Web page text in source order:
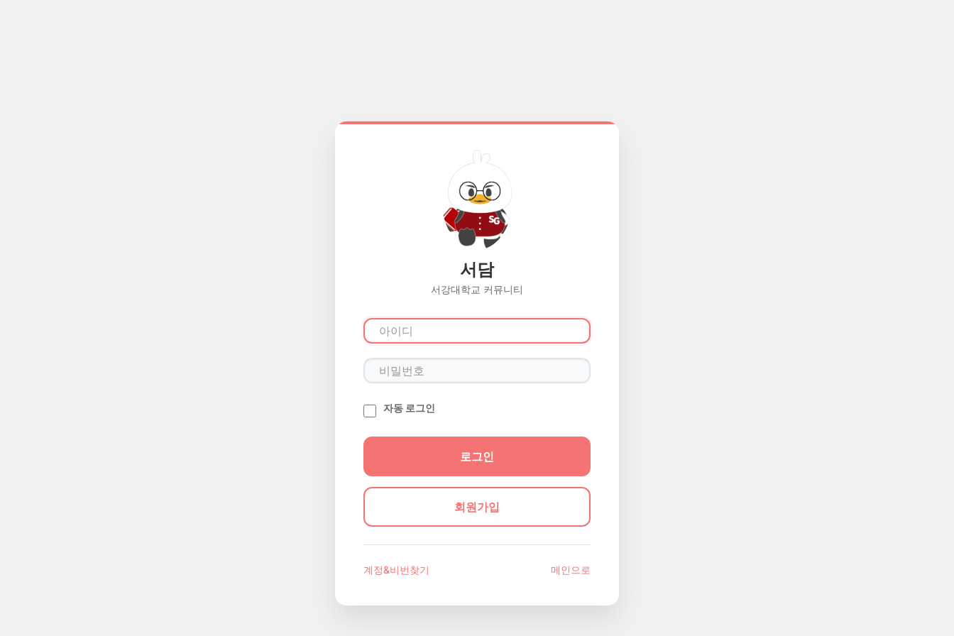
서담
서강대학교 커뮤니티
자동 로그인
회원가입
계정&비번찾기 메인으로